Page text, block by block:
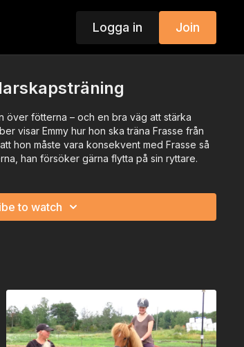
Logga in Join
över fötterna – och en bra väg att stärka
visar Emmy hur hon ska träna Frasse från
hon måste vara konsekvent med Frasse så
han försöker gärna flytta på sin ryttare.
to watch